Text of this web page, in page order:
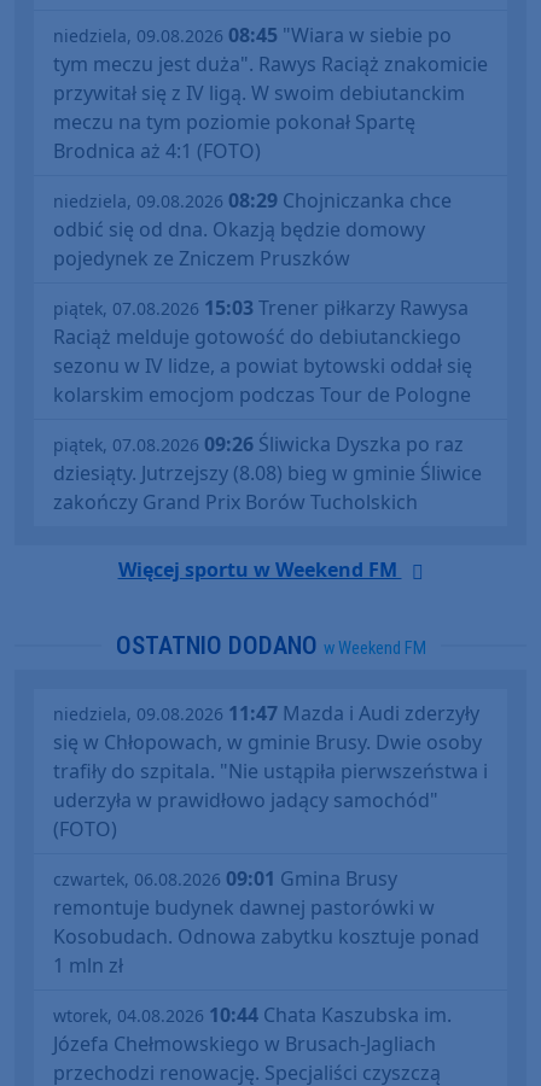
niedziela, 09.08.2026 08:45 "Wiara w siebie po
tym meczu jest duża". Rawys Raciąż znakomicie
przywitał się z IV ligą. W swoim debiutanckim
meczu na tym poziomie pokonał Spartę
Brodnica aż 4:1 (FOTO)
niedziela, 09.08.2026 08:29 Chojniczanka chce
odbić się od dna. Okazją będzie domowy
pojedynek ze Zniczem Pruszków
piątek, 07.08.2026 15:03Trener piłkarzy Rawysa
Raciąż melduje gotowość do debiutanckiego
sezonu w IV lidze, a powiat bytowski oddał się
kolarskim emocjom podczas Tour de Pologne
piątek, 07.08.2026 09:26 Śliwicka Dyszka po raz
dziesiąty. Jutrzejszy (8.08) bieg w gminie Śliwice
zakończy Grand Prix Borów Tucholskich
Więcej sportu w Weekend FM
OSTATNIO DODANO w Weekend FM
niedziela, 09.08.2026 11:47 Mazda i Audi zderzyły
się w Chłopowach, w gminie Brusy. Dwie osoby
trafiły do szpitala. "Nie ustąpiła pierwszeństwa i
uderzyła w prawidłowo jadący samochód"
(FOTO)
czwartek, 06.08.2026 09:01 Gmina Brusy
remontuje budynek dawnej pastorówki w
Kosobudach. Odnowa zabytku kosztuje ponad
1 mln zł
wtorek, 04.08.2026 10:44 Chata Kaszubska im.
Józefa Chełmowskiego w Brusach-Jagliach
przechodzi renowację. Specjaliści czyszczą